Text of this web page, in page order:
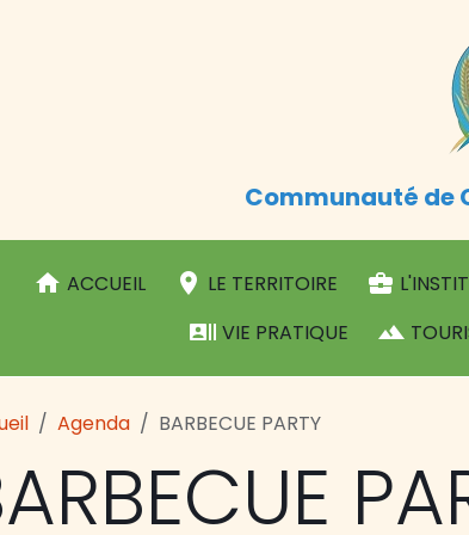
Communauté de
ACCUEIL LE TERRITOIRE
VIE PRATIQUE
Agenda BARBECUE PARTY